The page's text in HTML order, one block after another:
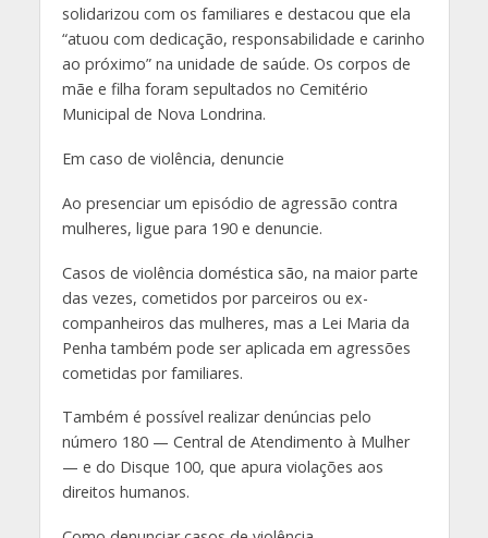
solidarizou com os familiares e destacou que ela
“atuou com dedicação, responsabilidade e carinho
ao próximo” na unidade de saúde. Os corpos de
mãe e filha foram sepultados no Cemitério
Municipal de Nova Londrina.
Em caso de violência, denuncie
Ao presenciar um episódio de agressão contra
mulheres, ligue para 190 e denuncie.
Casos de violência doméstica são, na maior parte
das vezes, cometidos por parceiros ou ex-
companheiros das mulheres, mas a Lei Maria da
Penha também pode ser aplicada em agressões
cometidas por familiares.
Também é possível realizar denúncias pelo
número 180 — Central de Atendimento à Mulher
— e do Disque 100, que apura violações aos
direitos humanos.